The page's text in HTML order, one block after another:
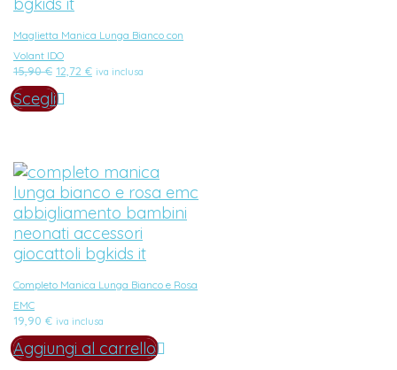
Maglietta Manica Lunga Bianco con
Volant IDO
15,90€ Il
originale
era:
12,72 €Iliva inclusa
Scegli
Completo Manica Lunga Bianco e Rosa
EMC
19,90 € iva inclusa
Aggiungi al carrello